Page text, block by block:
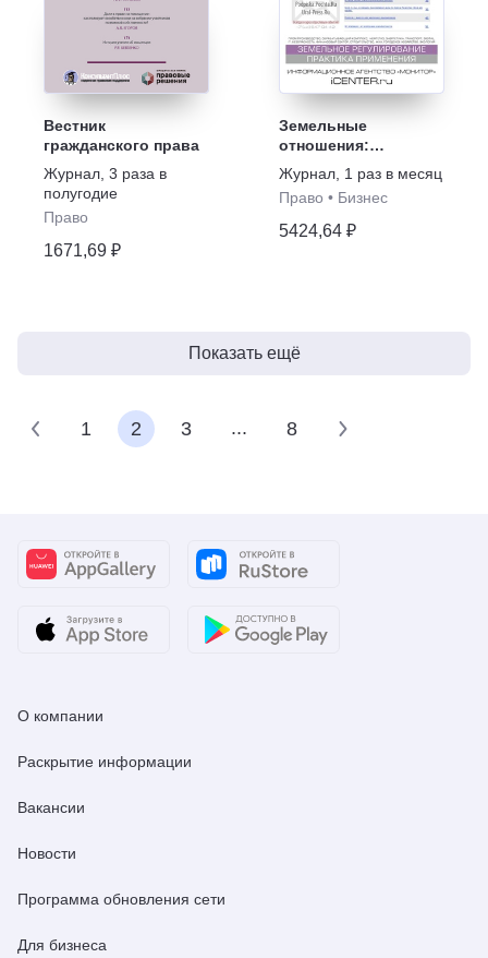
Вестник
гражданского права
Журнал 3 раза в
полугодие
Право
1671,69 ₽
Земельные
отношения:
регулирование.
Практика.
Региональные
аспекты
Журнал 1 раз в месяц
Право • Бизнес
5424,64 ₽
Показать ещё
1 2 3 ... 8
О компании
Раскрытие информации
Вакансии
Новости
Программа обновления сети
Для бизнеса